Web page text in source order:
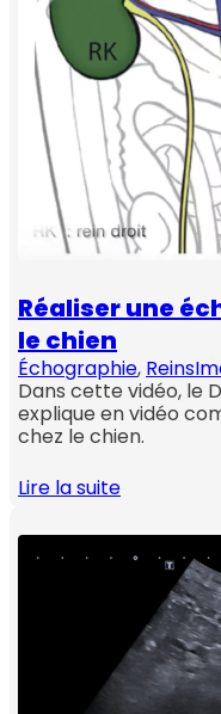
Réaliser une
le chien
Échographie, Reins
Dans cette vidéo, le
explique en vidéo
chez le chien.
Lire la suite